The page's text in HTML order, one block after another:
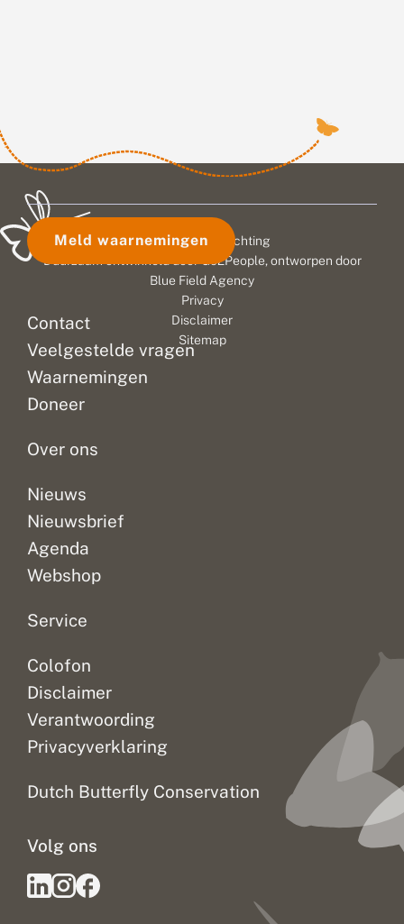
Contact
Veelgestelde vragen
Waarnemingen
Doneer
Over ons
Nieuws
Nieuwsbrief
Agenda
Webshop
Service
Colofon
Disclaimer
Verantwoording
Privacyverklaring
Dutch Butterfly Conservation
Volg ons
Meld waarnemingen
© 2026 Vlinderstichting
Duurzaam ontwikkeld door
Go2People, ontworpen door
Blue Field Agency
Privacy
Disclaimer
Sitemap